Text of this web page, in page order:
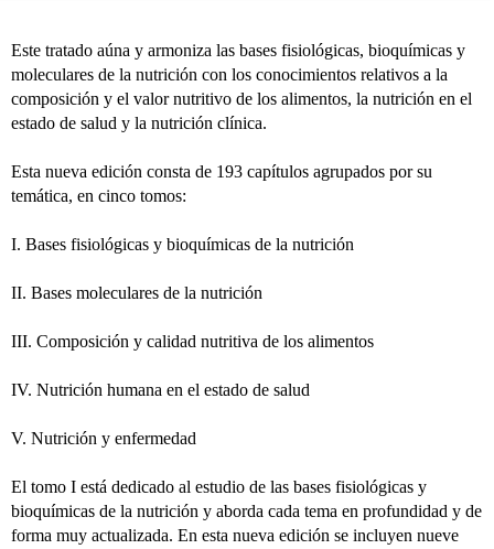
Este tratado aúna y armoniza las bases fisiológicas, bioquímicas y
moleculares de la nutrición con los conocimientos relativos a la
composición y el valor nutritivo de los alimentos, la nutrición en el
estado de salud y la nutrición clínica.
Esta nueva edición consta de 193 capítulos agrupados por su
temática, en cinco tomos:
I. Bases fisiológicas y bioquímicas de la nutrición
II. Bases moleculares de la nutrición
III. Composición y calidad nutritiva de los alimentos
IV. Nutrición humana en el estado de salud
V. Nutrición y enfermedad
El tomo I está dedicado al estudio de las bases fisiológicas y
bioquímicas de la nutrición y aborda cada tema en profundidad y de
forma muy actualizada. En esta nueva edición se incluyen nueve